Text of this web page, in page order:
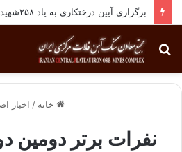
برگزاری آیین درختکاری به یاد ۲۵۸شهید شهرستان بافق
جستجو
برای
خانه / اخبار
نفرات برتر دومین